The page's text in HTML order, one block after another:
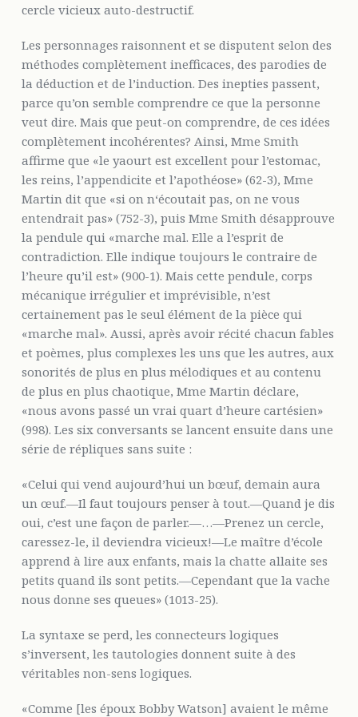
cercle vicieux auto-destructif.
Les personnages raisonnent et se disputent selon des
méthodes complètement inefficaces, des parodies de
la déduction et de l’induction. Des inepties passent,
parce qu’on semble comprendre ce que la personne
veut dire. Mais que peut-on comprendre, de ces idées
complètement incohérentes? Ainsi, Mme Smith
affirme que «le yaourt est excellent pour l’estomac,
les reins, l’appendicite et l’apothéose» (62-3), Mme
Martin dit que «si on n‘écoutait pas, on ne vous
entendrait pas» (752-3), puis Mme Smith désapprouve
la pendule qui «marche mal. Elle a l’esprit de
contradiction. Elle indique toujours le contraire de
l’heure qu’il est» (900-1). Mais cette pendule, corps
mécanique irrégulier et imprévisible, n’est
certainement pas le seul élément de la pièce qui
«marche mal». Aussi, après avoir récité chacun fables
et poèmes, plus complexes les uns que les autres, aux
sonorités de plus en plus mélodiques et au contenu
de plus en plus chaotique, Mme Martin déclare,
«nous avons passé un vrai quart d’heure cartésien»
(998). Les six conversants se lancent ensuite dans une
série de répliques sans suite :
«Celui qui vend aujourd’hui un bœuf, demain aura
un œuf.—Il faut toujours penser à tout.—Quand je dis
oui, c’est une façon de parler.—…—Prenez un cercle,
caressez-le, il deviendra vicieux!—Le maître d’école
apprend à lire aux enfants, mais la chatte allaite ses
petits quand ils sont petits.—Cependant que la vache
nous donne ses queues» (1013-25).
La syntaxe se perd, les connecteurs logiques
s’inversent, les tautologies donnent suite à des
véritables non-sens logiques.
«Comme [les époux Bobby Watson] avaient le même